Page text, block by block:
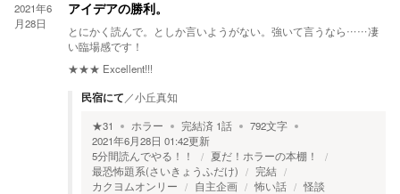
2021年6
月28日
アイデアの勝利。
とにかく読んで。としか言いようがない。強いて言うなら……凄
い臨場感です！
★★★ Excellent!!!
民宿にて ／小丘真知
★31 ホラー 完結済 1話 792文字
2021年6月28日 01:42更新
5分間読んでやる！！
夏だ！ホラーの本棚！
最恐怖題系(さいきょうふだけ)
完結
カクヨムオンリー
自主企画 怖い話 怪談